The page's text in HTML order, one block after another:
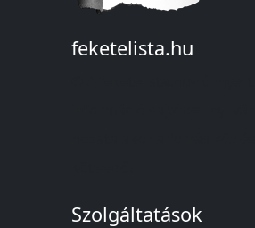
feketelista.hu
Szolgáltatások